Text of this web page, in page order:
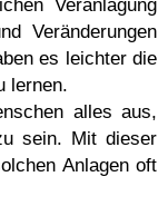
Veranlagung
Veränderungen
es leichter die
lernen.
alles aus,
sein. Mit dieser
Anlagen oft